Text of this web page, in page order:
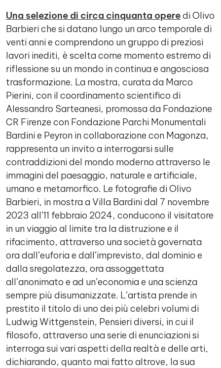
Una selezione di circa cinquanta operedi Olivo
Barbieri che si datano lungo un arco temporale di
venti anni e comprendono un gruppo di preziosi
lavori inediti, è scelta come momento estremo di
riflessione su un mondo in continua e angosciosa
trasformazione. La mostra, curata da Marco
Pierini, con il coordinamento scientifico di
Alessandro Sarteanesi, promossa da Fondazione
CR Firenze con Fondazione Parchi Monumentali
Bardini e Peyron in collaborazione con Magonza,
rappresenta un invito a interrogarsi sulle
contraddizioni del mondo moderno attraverso le
immagini del paesaggio, naturale e artificiale,
umano e metamorfico. Le fotografie di Olivo
Barbieri, in mostra a Villa Bardini dal 7 novembre
2023 all’11 febbraio 2024, conducono il visitatore
in un viaggio al limite tra la distruzione e il
rifacimento, attraverso una società governata
ora dall’euforia e dall’imprevisto, dal dominio e
dalla sregolatezza, ora assoggettata
all’anonimato e ad un’economia e una scienza
sempre più disumanizzate. L’artista prende in
prestito il titolo di uno dei più celebri volumi di
Ludwig Wittgenstein, Pensieri diversi, in cui il
filosofo, attraverso una serie di enunciazioni si
interroga sui vari aspetti della realtà e delle arti,
dichiarando, quanto mai fatto altrove, la sua